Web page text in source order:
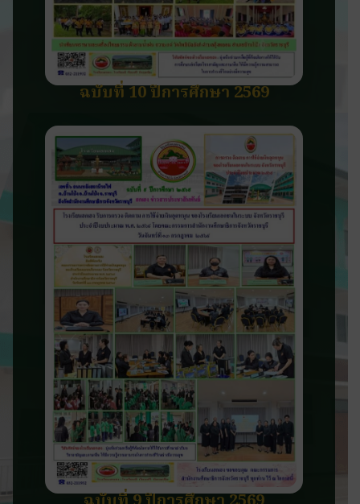
ฉบับที่ 10 ปีการศึกษา 2569